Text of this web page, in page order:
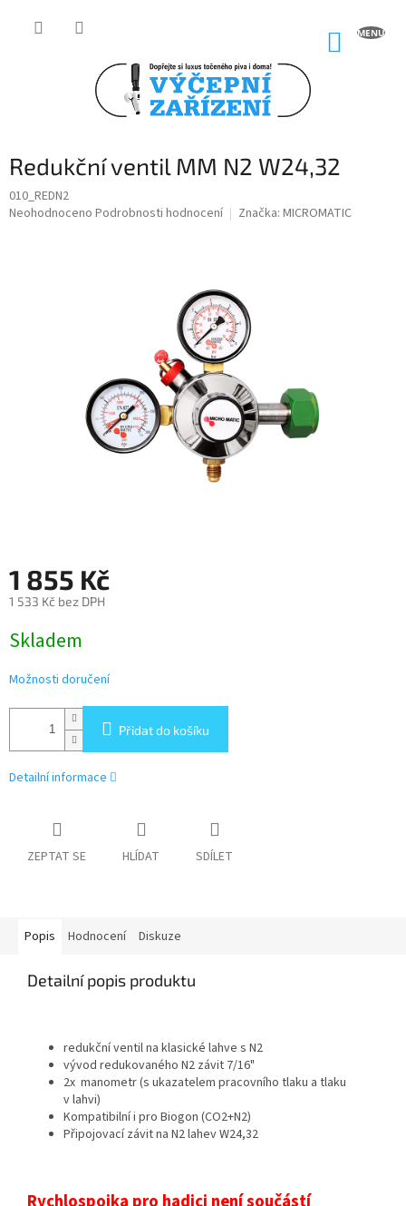
Redukční ventil MM N2 W24,32
010_REDN2
Průměrné
Neohodnoceno Podrobnosti hodnocení Značka: MICROMATIC
1 855 Kč
1 533 Kč bez DPH
cena:
Skladem
Možnosti doručení
Přidat do košíku
Detailní informace
ZEPTAT SE HLÍDAT SDÍLET
Popis Hodnocení Diskuze
Detailní popis produktu
redukční ventil na klasické lahve s N2
vývod redukovaného N2 závit 7/16"
2x manometr (s ukazatelem pracovního tlaku a tlaku
v lahvi)
Kompatibilní i pro Biogon (CO2+N2)
Připojovací závit na N2 lahev W24,32